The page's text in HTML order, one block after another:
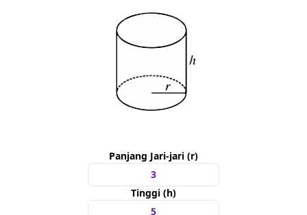
Panjang Jari-jari (r)
Tinggi (h)